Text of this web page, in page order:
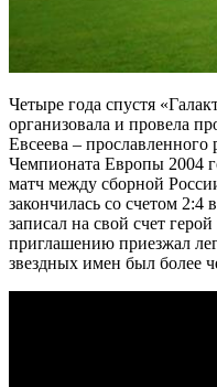
Четыре года спустя
организовала и провела
Евсеева – прославленного
Чемпионата Европы 2004
матч между сборной
закончилась со счетом
записал на свой счет
приглашению приезжал
звездных имен был более